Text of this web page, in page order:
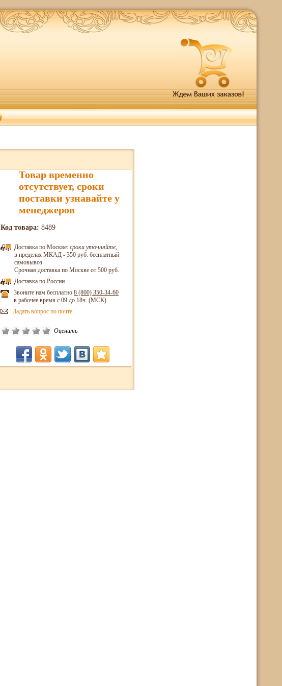
Товар временно
отсутствует, сроки
поставки узнавайте у
менеджеров
Код товара: 8489
Доставка по Москве: сроки уточняйте,
в пределах МКАД - 350 руб. бесплатный
самовывоз
Срочная доставка по Москве от 500 руб.
Доставка по России
Звоните нам бесплатно 8 (800) 350-34-60
в рабочее время с 09 до 18ч. (МСК)
Задать вопрос по почте
Оценить